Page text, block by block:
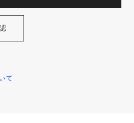
て